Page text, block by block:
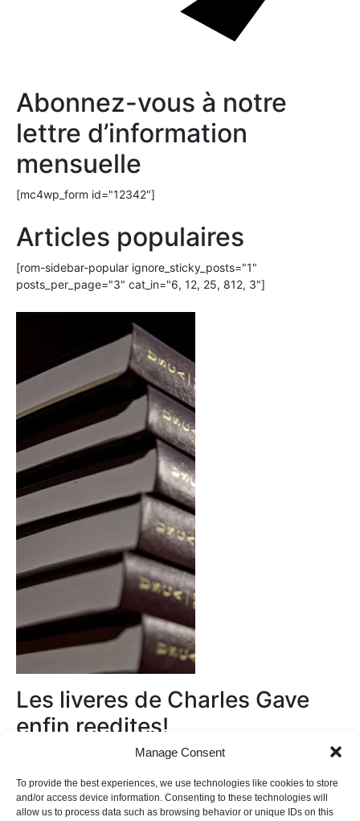
Manage Consent
To provide the best experiences, we use technologies like cookies to store
and/or access device information. Consenting to these technologies will
allow us to process data such as browsing behavior or unique IDs on this
Abonnez-vous à notre
lettre d’information
mensuelle
[mc4wp_form id="12342"]
Articles populaires
[rom-sidebar-popular ignore_sticky_posts="1"
posts_per_page="3" cat_in="6, 12, 25, 812, 3"]
Les liveres de Charles Gave
enfin reedites!